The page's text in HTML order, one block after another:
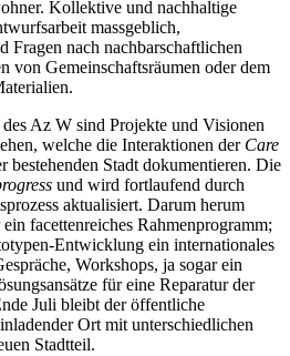
Kollektive und nachhaltige
massgeblich,
Fragen nach nachbarschaftlichen
von Gemeinschaftsräumen oder dem
Az W sind Projekte und Visionen
welche die Interaktionen der Care
bestehenden Stadt dokumentieren. Die
und wird fortlaufend durch
aktualisiert. Darum herum
facettenreiches Rahmenprogramm;
Entwicklung ein internationales
Workshops, ja sogar ein
für eine Reparatur der
Juli bleibt der öffentliche
Ort mit unterschiedlichen
Stadtteil.